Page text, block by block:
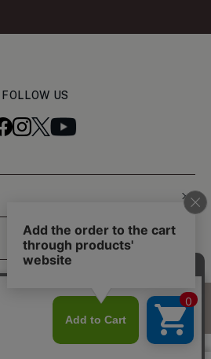
FOLLOW US
INC. ALL RIGHTS RESERVED.
困ったときは